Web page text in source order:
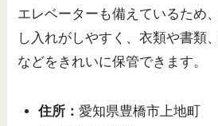
エレベーターも備えているため
し入れがしやすく、衣類や書類
などをきれいに保管できます。
住所： 愛知県豊橋市上地町